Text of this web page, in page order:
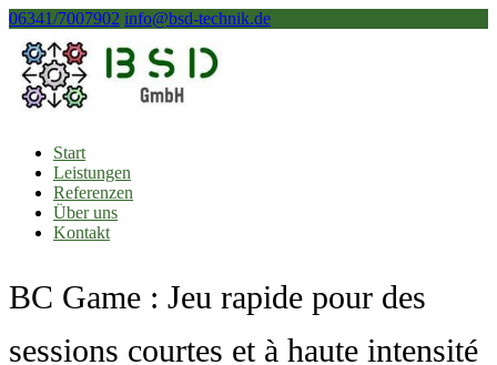
06341/7007902 info@bsd-technik.de
Start
Leistungen
Referenzen
Über uns
Kontakt
BC Game : Jeu rapide pour des
sessions courtes et à haute intensité